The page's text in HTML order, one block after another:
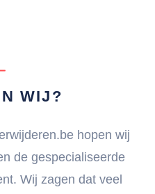
WIJ?
hopen wij
de gespecialiseerde
Wij zagen dat veel